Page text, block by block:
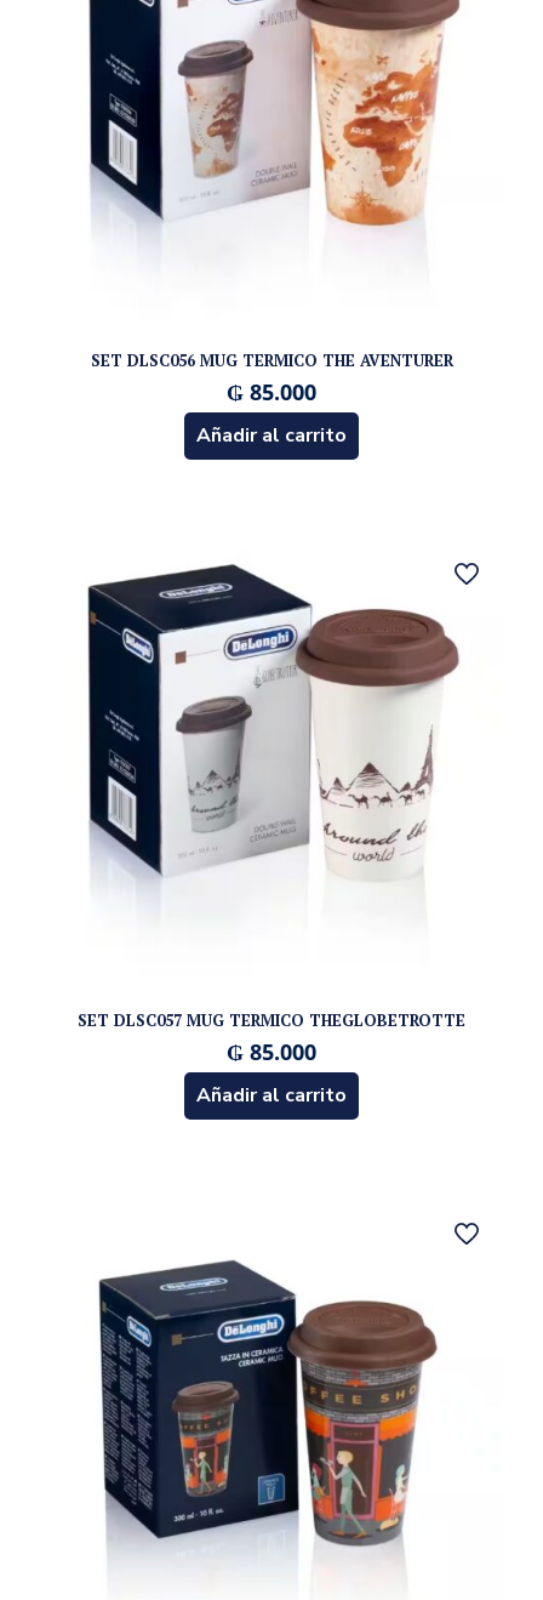
SET DLSC056 MUG TERMICO THE AVENTURER
₲ 85.000
Añadir al carrito
SET DLSC057 MUG TERMICO THEGLOBETROTTE
₲ 85.000
Añadir al carrito